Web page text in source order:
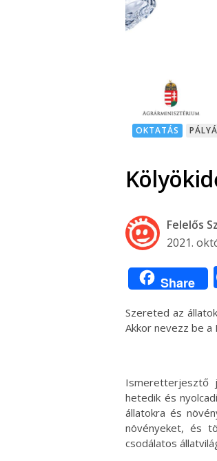
OKTATÁS
Felelős
2021.
Share
Szereted az
Akkor nevezz be a
Ismeretterjesztő
hetedik és
állatokra és
növényeket, és
csodálatos